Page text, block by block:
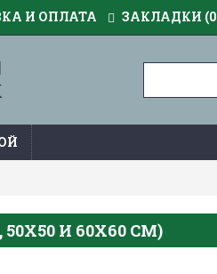
И ОПЛАТА ЗАКЛАДКИ (0
И 60Х60 СМ)